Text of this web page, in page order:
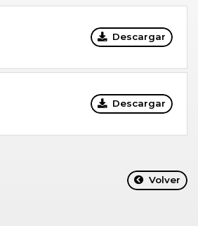
Descargar
Descargar
Volver